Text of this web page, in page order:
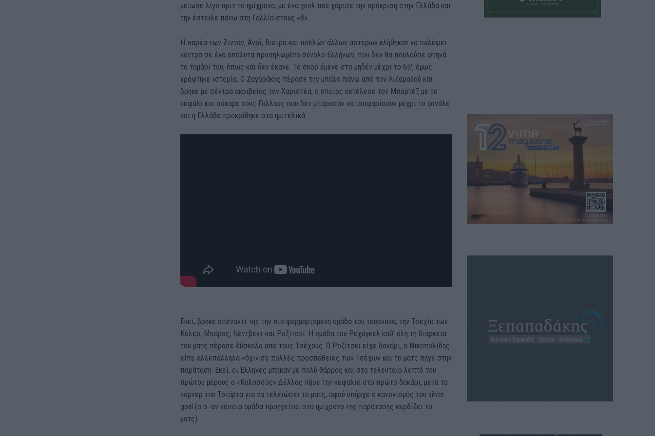
μείωσε λίγο πριν το ημίχρονο, με ένα γκολ που χάρισε την πρόκριση στην Ελλάδα και
την έστειλε πάνω στη Γαλλία στους «8».
Η παρέα των Ζιντάν, Ανρί, Βιεϊρά και πολλών άλλων αστέρων κλήθηκαν να παλέψει
κόντρα σε ένα απόλυτα προσηλωμένο σύνολο Ελλήνων, που δεν θα πουλούσε φτηνά
το τομάρι του, όπως και δεν έκανε. Το σκορ έμενε στο μηδέν μέχρι το 65′, όμως
γράφτηκε ιστορία. Ο Ζαγοράκης πέρασε την μπάλα πάνω από τον Λιζαραζού και
βρήκε με σέντρα ακριβείας τον Χαριστέα, ο οποίος εκτέλεσε τον Μπαρτέζ με το
κεφάλι και σόκαρε τους Γάλλους που δεν μπόρεσαν να ισοφαρίσουν μέχρι το φινάλε
και η Ελλάδα προκρίθηκε στα ημιτελικά.
Εκεί, βρήκε απέναντί της την πιο φορμαρισμένη ομάδα του τουρνουά, την Τσεχία των
Κόλερ, Μπάρος, Νέντβεντ και Ροζίτσκι. Η ομάδα του Ρεχάγκελ καθ’ όλη τη διάρκεια
του ματς πέρασε δύσκολα από τους Τσέχους. Ο Ροζίτσκι είχε δοκάρι, ο Νικοπολίδης
είπε αλλεπάλληλα «όχι» σε πολλές προσπάθειες των Τσέχων και το ματς πήγε στην
παράταση. Εκεί, οι Έλληνες μπήκαν με πολύ θάρρος και στο τελευταίο λεπτό του
πρώτου μέρους ο «Κολοσσός» Δέλλας πήρε την κεφαλιά στο πρώτο δοκάρι, μετά το
κόρνερ του Τσιάρτα για να τελειώσει το ματς, αφού υπήρχε ο κανονισμός του silver
goal (σ.σ. αν κάποια ομάδα προηγείται στο ημίχρονο της παράτασης κερδίζει το
ματς).